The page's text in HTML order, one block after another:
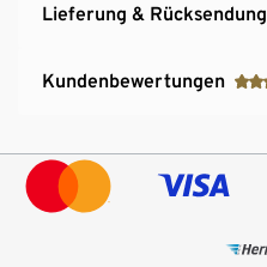
Lieferung & Rücksendung
Kundenbewertungen